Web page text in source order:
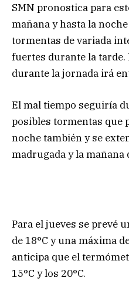
SMN pronostica para
mañana y hasta la
tormentas de variada
fuertes durante la
durante la jornada irá
El mal tiempo seguiría
posibles tormentas
noche también y se
madrugada y la mañana
Para el jueves se prevé
de 18°C y una máxima
anticipa que el
15°C y los 20°C.